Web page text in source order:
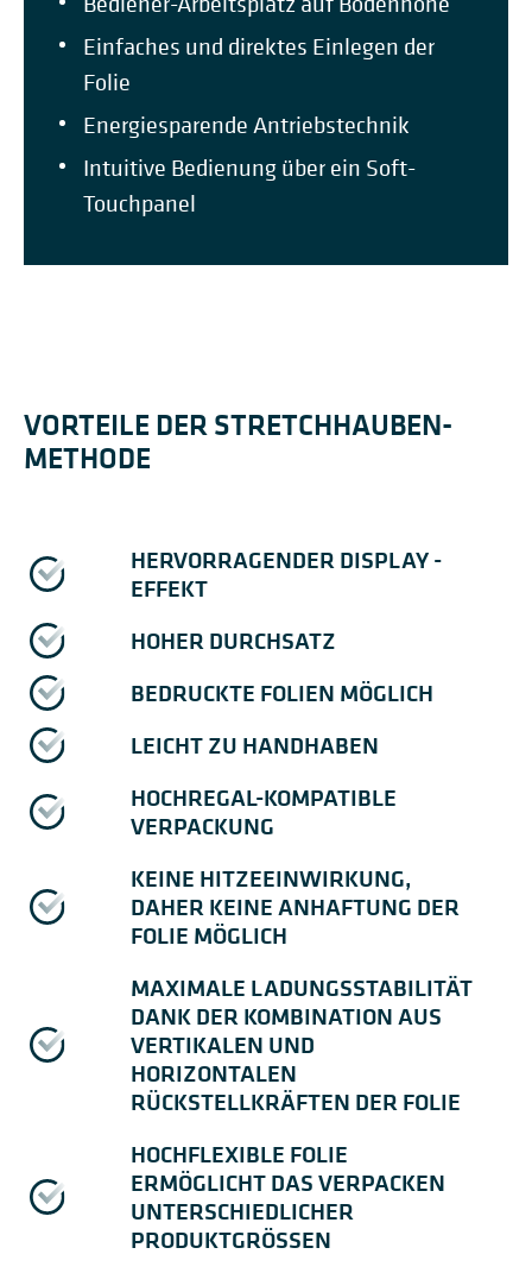
Einfaches und direktes Einlegen der
Folie
Energiesparende Antriebstechnik
Intuitive Bedienung über ein Soft-
Touchpanel
VORTEILE DER STRETCHHAUBEN-
METHODE
HERVORRAGENDER DISPLAY -
EFFEKT
HOHER DURCHSATZ
BEDRUCKTE FOLIEN MÖGLICH
LEICHT ZU HANDHABEN
HOCHREGAL-KOMPATIBLE
VERPACKUNG
KEINE HITZEEINWIRKUNG,
DAHER KEINE ANHAFTUNG DER
FOLIE MÖGLICH
MAXIMALE LADUNGSSTABILITÄT
DANK DER KOMBINATION AUS
VERTIKALEN UND
HORIZONTALEN
RÜCKSTELLKRÄFTEN DER FOLIE
HOCHFLEXIBLE FOLIE
ERMÖGLICHT DAS VERPACKEN
UNTERSCHIEDLICHER
PRODUKTGRÖSSEN